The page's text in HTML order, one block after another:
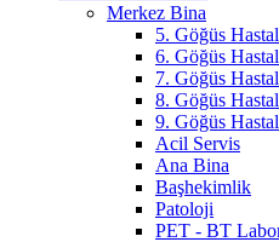
Merkez Bina
5. Göğüs
6. Göğüs
7. Göğüs
8. Göğüs
9. Göğüs
Acil Servis
Ana Bina
Başhekimlik
Patoloji
PET - BT